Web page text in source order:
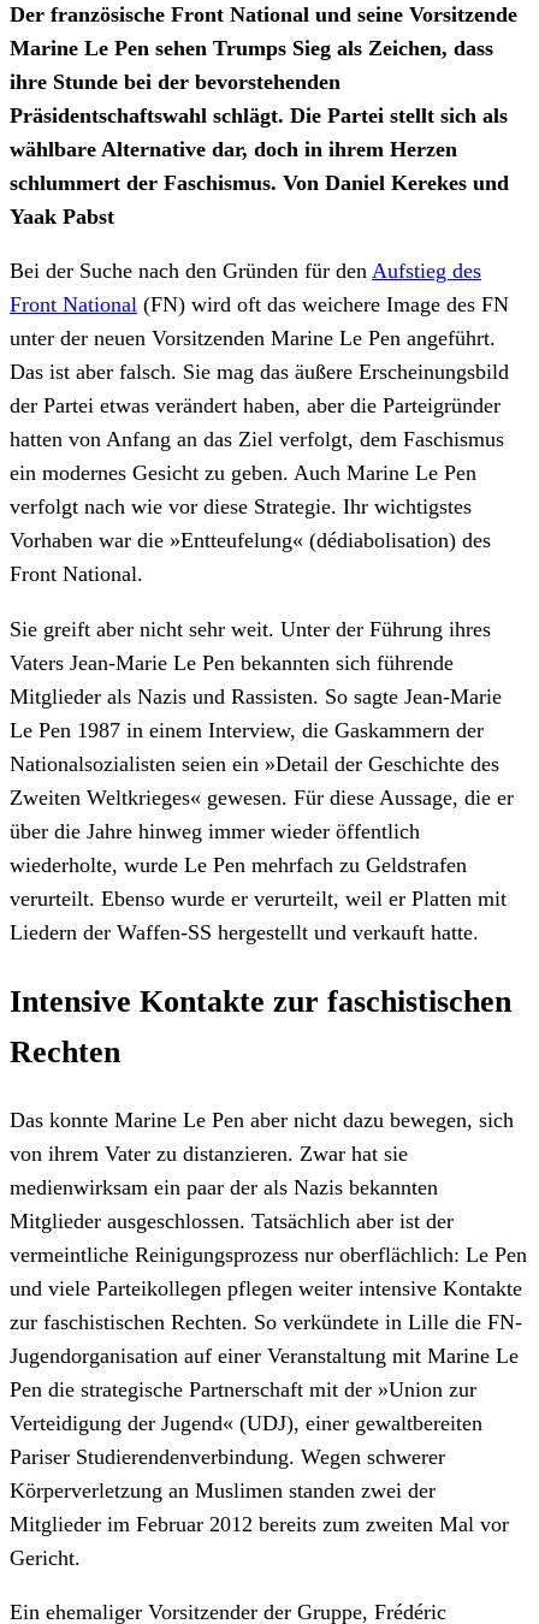
Der französische Front National und seine Vorsitzende
Marine Le Pen sehen Trumps Sieg als Zeichen, dass
ihre Stunde bei der bevorstehenden
Präsidentschaftswahl schlägt. Die Partei stellt sich als
wählbare Alternative dar, doch in ihrem Herzen
schlummert der Faschismus. Von Daniel Kerekes und
Yaak Pabst
Bei der Suche nach den Gründen für den Aufstieg des
Front National (FN) wird oft das weichere Image des FN
unter der neuen Vorsitzenden Marine Le Pen angeführt.
Das ist aber falsch. Sie mag das äußere Erscheinungsbild
der Partei etwas verändert haben, aber die Parteigründer
hatten von Anfang an das Ziel verfolgt, dem Faschismus
ein modernes Gesicht zu geben. Auch Marine Le Pen
verfolgt nach wie vor diese Strategie. Ihr wichtigstes
Vorhaben war die »Entteufelung« (dédiabolisation) des
Front National.
Sie greift aber nicht sehr weit. Unter der Führung ihres
Vaters Jean-Marie Le Pen bekannten sich führende
Mitglieder als Nazis und Rassisten. So sagte Jean-Marie
Le Pen 1987 in einem Interview, die Gaskammern der
Nationalsozialisten seien ein »Detail der Geschichte des
Zweiten Weltkrieges« gewesen. Für diese Aussage, die er
über die Jahre hinweg immer wieder öffentlich
wiederholte, wurde Le Pen mehrfach zu Geldstrafen
verurteilt. Ebenso wurde er verurteilt, weil er Platten mit
Liedern der Waffen-SS hergestellt und verkauft hatte.
Intensive Kontakte zur faschistischen
Rechten
Das konnte Marine Le Pen aber nicht dazu bewegen, sich
von ihrem Vater zu distanzieren. Zwar hat sie
medienwirksam ein paar der als Nazis bekannten
Mitglieder ausgeschlossen. Tatsächlich aber ist der
vermeintliche Reinigungsprozess nur oberflächlich: Le Pen
und viele Parteikollegen pflegen weiter intensive Kontakte
zur faschistischen Rechten. So verkündete in Lille die FN-
Jugendorganisation auf einer Veranstaltung mit Marine Le
Pen die strategische Partnerschaft mit der »Union zur
Verteidigung der Jugend« (UDJ), einer gewaltbereiten
Pariser Studierendenverbindung. Wegen schwerer
Körperverletzung an Muslimen standen zwei der
Mitglieder im Februar 2012 bereits zum zweiten Mal vor
Gericht.
Ein ehemaliger Vorsitzender der Gruppe, Frédéric